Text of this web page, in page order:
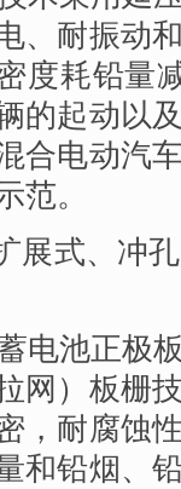
、耐振动
度耗铅量
的起动以
合电动汽
范。
展式、冲
电池正极
拉网）板栅
，耐腐蚀
和铅烟、